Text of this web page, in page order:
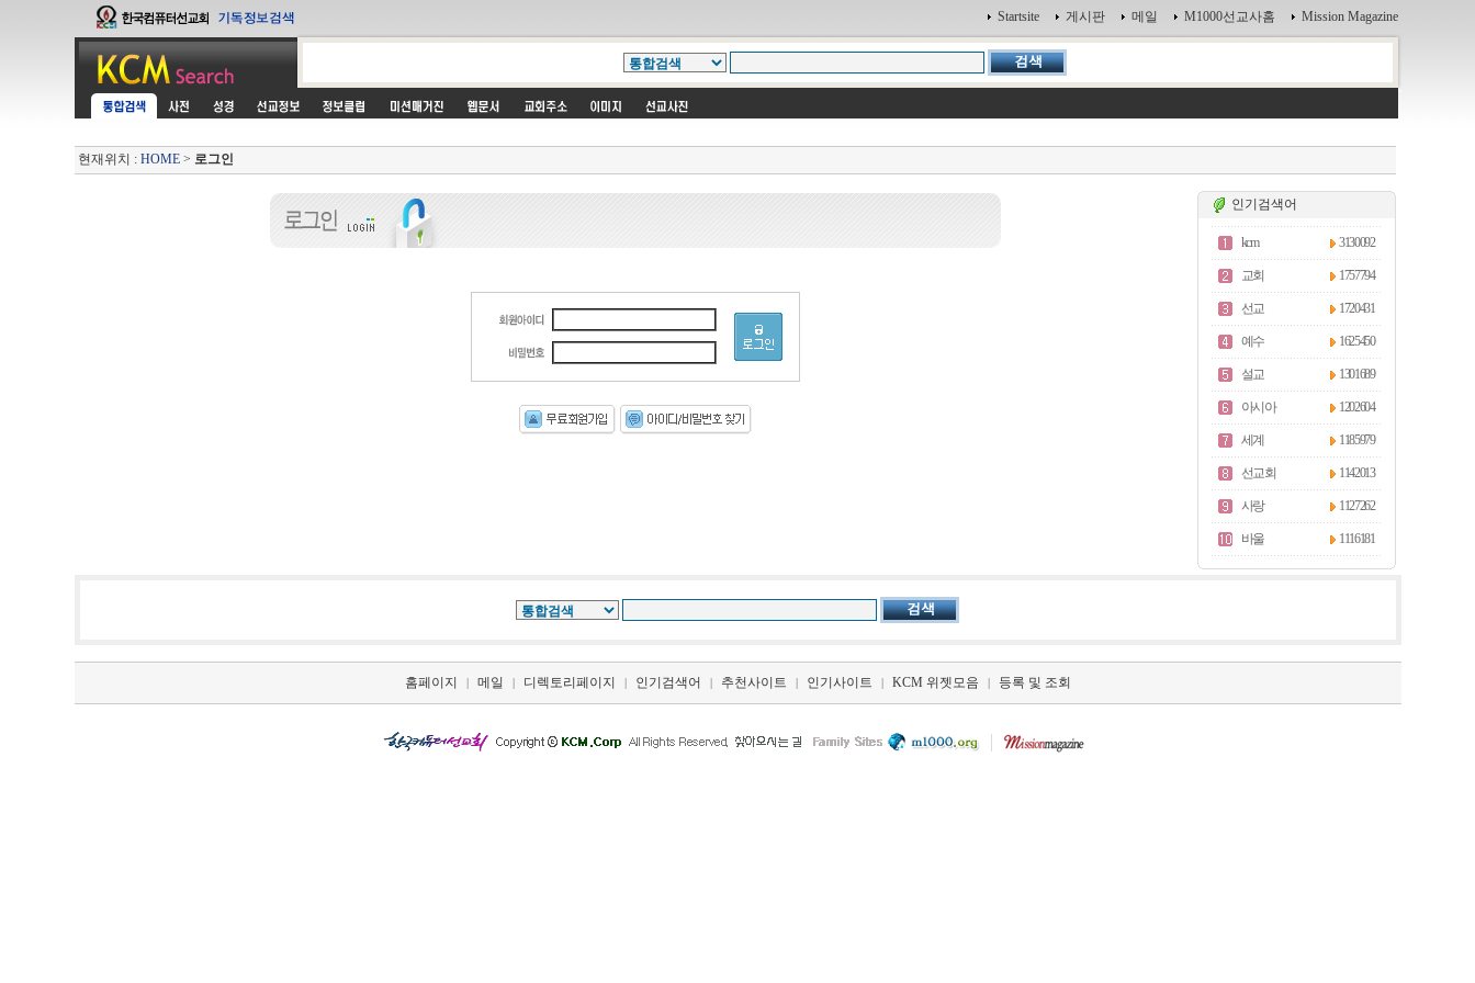
Startsite 게시판 메일 M1000선교사홈 Mission Magazine
현재위치 : HOME> 로그인
인기검색어
kcm 3130092
교회 1757794
선교 1720431
예수 1625450
설교 1301689
아시아 1202604
세계 1185979
선교회 1142013
사랑 1127262
바울 1116181
홈페이지 | 메일 | 디렉토리페이지 | 인기검색어 | 추천사이트 | 인기사이트 | KCM 위젯모음 | 등록 및 조회